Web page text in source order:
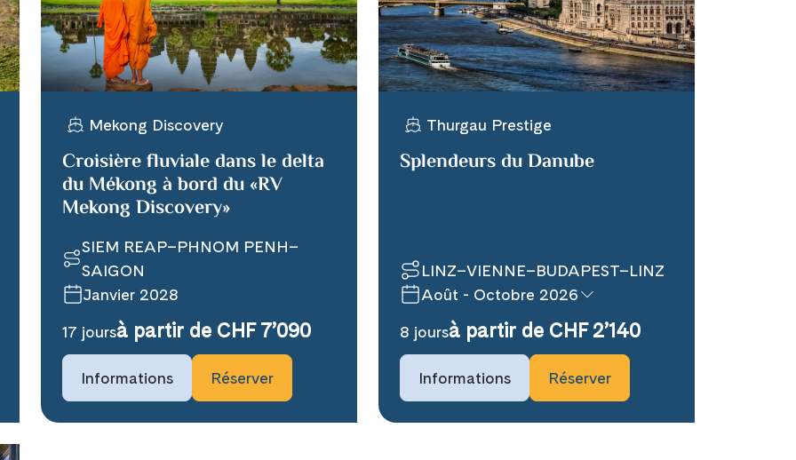
WhatsApp
per E-Mail senden
Mekong Discovery
Croisière fluviale dans le delta
du Mékong à bord du «RV
Mekong Discovery»
SIEM REAP–PHNOM PENH–
SAIGON
Janvier 2028
17 joursà partir de CHF 7’090
Informations Réserver
Thurgau Prestige
Splendeurs du Danube
LINZ–VIENNE–BUDAPEST–LINZ
Août - Octobre 2026
8 joursà partir de CHF 2’140
Informations Réserver